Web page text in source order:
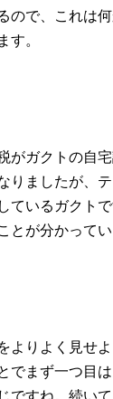
ので、これは
す。
がガクトの自
りましたが、
ているガクト
とが分かってい
よりよく見せ
でまず一つ目
ですね。続い